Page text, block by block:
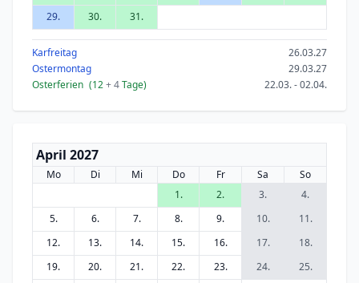
29.
30. 31.
Karfreitag
26.03.27
Ostermontag
29.03.27
Osterferien (12+ 4Tage) 22.03. - 02.04.
April 2027
Mo Di Mi Do Fr Sa
So
1.
2. 3.
4.
5.
6. 7. 8. 9. 10.
11.
12.
13. 14. 15. 16. 17.
18.
19.
20. 21. 22. 23. 24.
25.